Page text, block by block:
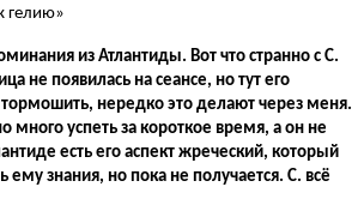
гелию»
из Атлантиды. Вот что странно с С.
не появилась на сеансе, но тут его
тормошить, нередко это делают через меня.
много успеть за короткое время, а он не
есть его аспект жреческий, который
ему знания, но пока не получается. С. всё